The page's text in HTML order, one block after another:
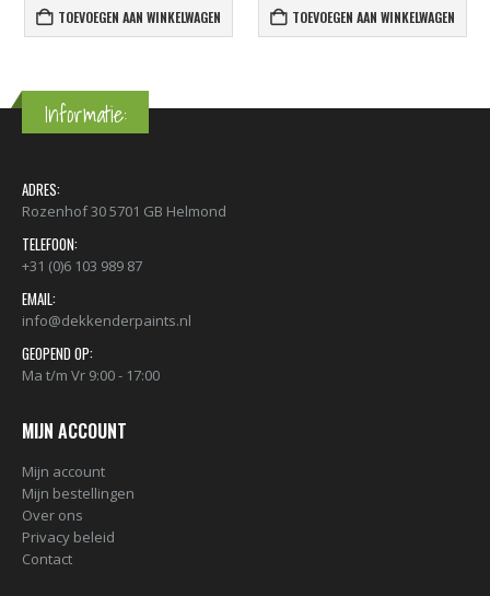
TOEVOEGEN AAN WINKELWAGEN TOEVOEGEN AAN WINKELWAGEN
Informatie:
ADRES:
Rozenhof 30 5701 GB Helmond
TELEFOON:
+31 (0)6 103 989 87
EMAIL:
info@dekkenderpaints.nl
GEOPEND OP:
Ma t/m Vr 9:00 - 17:00
MIJN ACCOUNT
Mijn account
Mijn bestellingen
Over ons
Privacy beleid
Contact